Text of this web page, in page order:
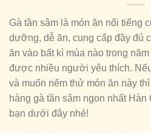
Gà tần sâm là món ăn nổi tiếng
dưỡng, dễ ăn, cung cấp đầy đủ
ăn vào bất kì mùa nào trong
được nhiều người yêu thích.
và muốn nếm thử món ăn này
hàng gà tần sâm ngon nhất
bạn dưới đây nhé!